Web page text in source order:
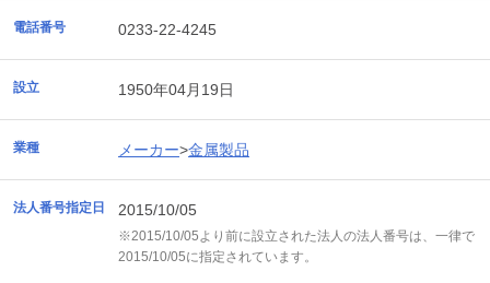
電話番号 0233-22-4245
設立 1950年04月19日
業種 メーカー>金属製品
法人番号指定日 2015/10/05
※2015/10/05より前に設立された法人の法人番号は、一律で
2015/10/05に指定されています。